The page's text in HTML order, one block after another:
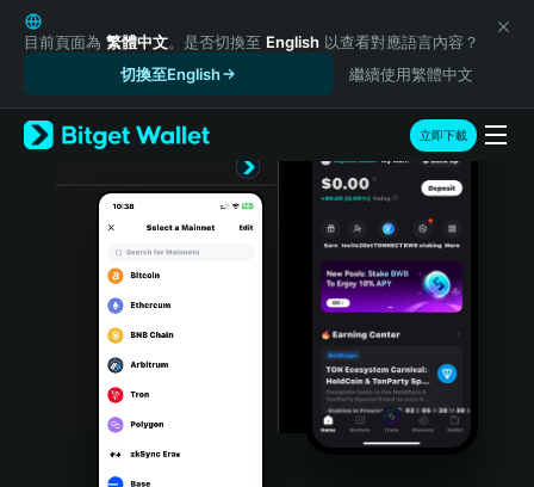
English
日本語
Русский
Español (Latinoamérica)
Türkçe
Português (Portugal)
Bahasa Indonesia
目前頁面為 繁體中文。是否切換至 English 以查看對應語言內容？
切換至English
繼續使用繁體中文
立即下載